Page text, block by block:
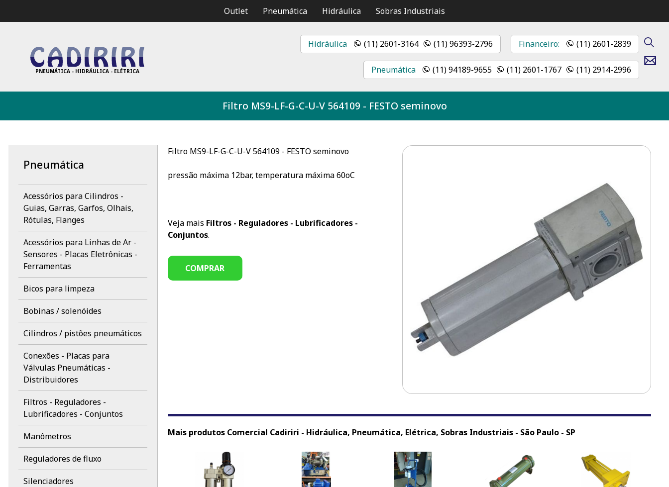
Contato
Outlet Pneumática Hidráulica Sobras Industriais
PNEUMÁTICA - HIDRÁULICA - ELÉTRICA
Hidráulica (11) 2601-3164 (11) 96393-2796 Financeiro: (11) 2601-2839
Pneumática (11) 94189-9655 (11) 2601-1767 (11) 2914-2996
Filtro MS9-LF-G-C-U-V 564109 - FESTO seminovo
Pneumática
Acessórios para Cilindros -
Guias, Garras, Garfos, Olhais,
Rótulas, Flanges
Acessórios para Linhas de Ar -
Sensores - Placas Eletrônicas -
Ferramentas
Bicos para limpeza
Bobinas / solenóides
Cilindros / pistões pneumáticos
Conexões - Placas para
Válvulas Pneumáticas -
Distribuidores
Filtros - Reguladores -
Lubrificadores - Conjuntos
Manômetros
Reguladores de fluxo
Silenciadores
Filtro MS9-LF-G-C-U-V 564109 - FESTO seminovo
pressão máxima 12bar, temperatura máxima 60oC
Veja mais Filtros - Reguladores - Lubrificadores -
Conjuntos.
COMPRAR
Mais produtos Comercial Cadiriri - Hidráulica, Pneumática, Elétrica, Sobras Industriais - São Paulo - SP